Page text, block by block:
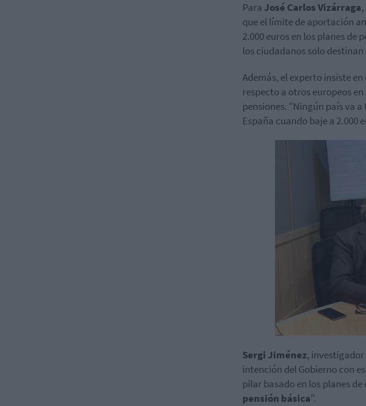
Para José Carlos Vizárraga
que el límite de aportación
2.000 euros en los planes de
los ciudadanos solo
Además, el experto insiste
respecto a otros europeos
pensiones. "Ningún país va
España cuando baje a 2.000
Sergi Jiménez, investigador
intención del Gobierno con
pilar basado en los planes de
pensión básica".